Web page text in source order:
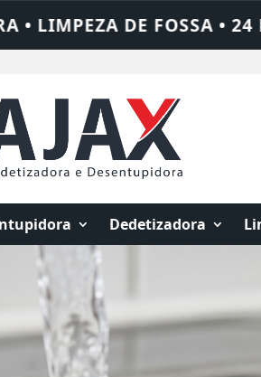
QUEM RESOLVE: AJAX
Dedetizadora